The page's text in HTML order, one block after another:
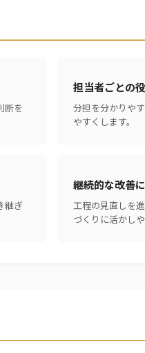
断を
担当者ごとの
分担を分かりや
やすくします。
継ぎ
継続的な改善
工程の見直しを
づくりに活かしや